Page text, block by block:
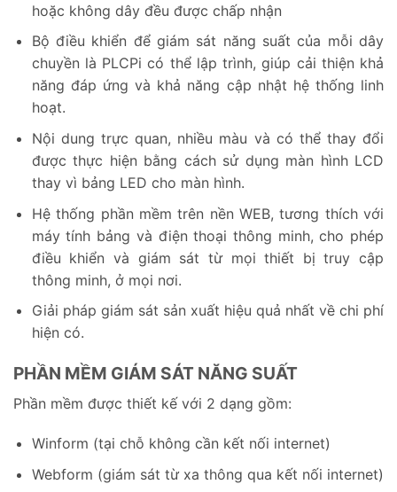
hoặc không dây đều được chấp nhận
Bộ điều khiển để giám sát năng suất của mỗi dây
chuyền là PLCPi có thể lập trình, giúp cải thiện khả
năng đáp ứng và khả năng cập nhật hệ thống linh
hoạt.
Nội dung trực quan, nhiều màu và có thể thay đổi
được thực hiện bằng cách sử dụng màn hình LCD
thay vì bảng LED cho màn hình.
Hệ thống phần mềm trên nền WEB, tương thích với
máy tính bảng và điện thoại thông minh, cho phép
điều khiển và giám sát từ mọi thiết bị truy cập
thông minh, ở mọi nơi.
Giải pháp giám sát sản xuất hiệu quả nhất về chi phí
hiện có.
PHẦN MỀM GIÁM SÁT NĂNG SUẤT
Phần mềm được thiết kế với 2 dạng gồm:
Winform (tại chỗ không cần kết nối internet)
Webform (giám sát từ xa thông qua kết nối internet)